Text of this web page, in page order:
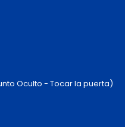
Oculto - Tocar la puerta)